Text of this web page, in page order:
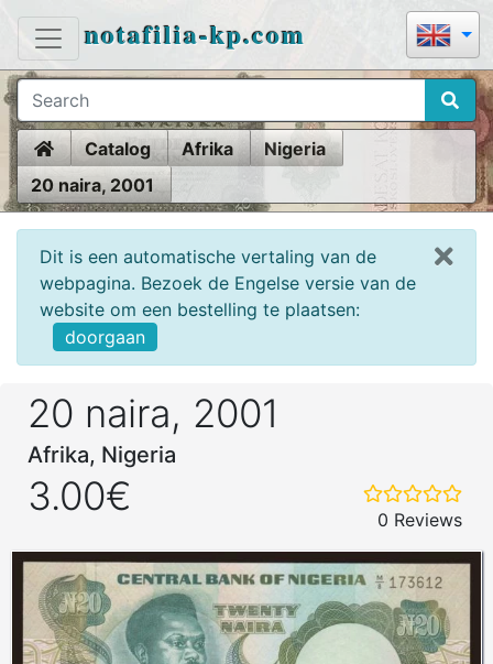
notafilia-kp.com
HomeCatalog Afrika
Nigeria
20 naira, 2001
Dit is een automatische vertaling van de
webpagina. Bezoek de Engelse versie van de
website om een bestelling te plaatsen:
doorgaan
20 naira, 2001
Afrika, Nigeria
3.00€
0 Reviews